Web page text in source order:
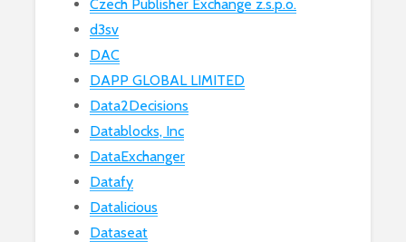
Czech Publisher Exchange z.s.p.o.
d3sv
DAC
DAPP GLOBAL LIMITED
Data2Decisions
Datablocks, Inc
DataExchanger
Datafy
Datalicious
Dataseat